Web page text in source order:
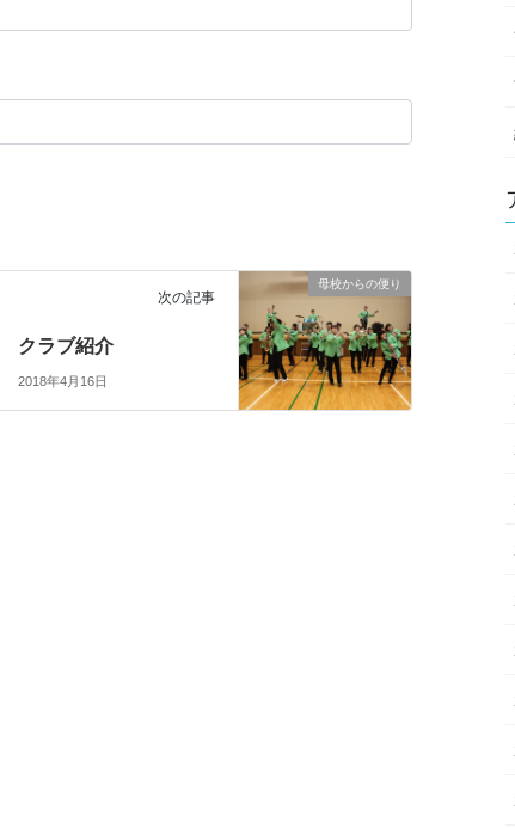
母校からの便り
次の記事
クラブ紹介
2018年4月16日